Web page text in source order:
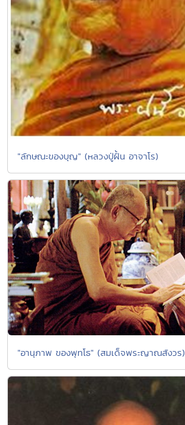
"ลักษณะของบุญ" (หลวงปู่ฝั้น อาจาโร)
"อานุภาพ ของพุทโธ" (สมเด็จพระญาณสังวร)